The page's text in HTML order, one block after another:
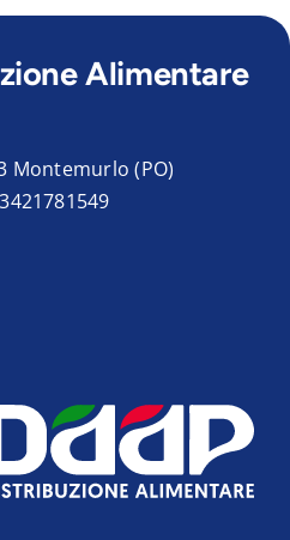
Alimentare
Montemurlo (PO)